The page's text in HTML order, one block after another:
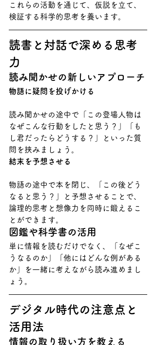
これらの活動を通じて、仮説を立て、
検証する科学的思考を養います。
読書と対話で深める思考
力
読み聞かせの新しいアプローチ
物語に疑問を投げかける
読み聞かせの途中で「この登場人物は
なぜこんな行動をしたと思う？」「も
し君だったらどうする？」といった質
問を挟みましょう。
結末を予想させる
物語の途中で本を閉じ、「この後どう
なると思う？」と予想させることで、
論理的思考と想像力を同時に鍛えるこ
とができます。
図鑑や科学書の活用
単に情報を読むだけでなく、「なぜこ
うなるのか」「他にはどんな例がある
か」を一緒に考えながら読み進めまし
ょう。
デジタル時代の注意点と
活用法
情報の取り扱い方を教える